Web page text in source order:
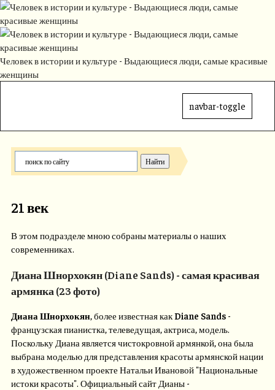
Человек в истории и культуре - Выдающиеся люди, самые красивые
женщины
navbar-toggle
21 век
В этом подразделе мною собраны материалы о наших
современниках.
Диана Шнорхокян (Diane Sands) - самая красивая
армянка (23 фото)
Диана Шнорхокян, более известная какDiane Sands -
французская пианистка, телеведущая, актриса, модель.
Поскольку Диана является чистокровной армянкой, она была
выбрана моделью для представления красоты армянской нации
в художественном проекте Натальи Ивановой "Национальные
истоки красоты". Официальный сайт Дианы -